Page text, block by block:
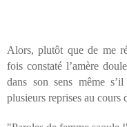
Alors, plutôt que de me
fois constaté l’amère
dans son sens même
plusieurs reprises au cours